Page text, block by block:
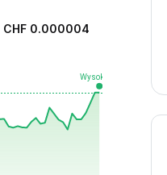
CHF 0.000004